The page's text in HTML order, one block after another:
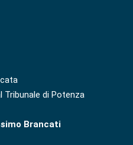
Tribunale di Potenza
Brancati